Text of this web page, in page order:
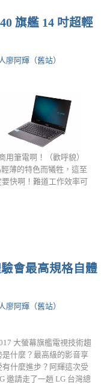
旗艦 14 吋超輕
廖阿輝（舊站）
用筆電啊！（歡呼貌）
薄的特色而犧牲，這至
快啊！難道工作效率可
會最高規格自體
廖阿輝（舊站）
大螢幕旗艦電視技術趨
是什麼？最高級的影音享
有什麼進步？阿輝這次受
邀請走了一趟 LG 台灣總